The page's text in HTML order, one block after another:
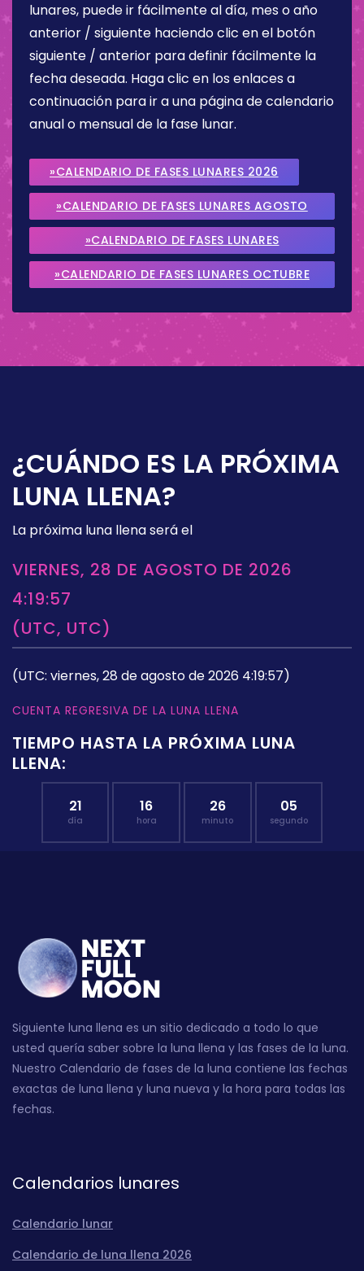
lunares, puede ir fácilmente al día, mes o año
anterior / siguiente haciendo clic en el botón
siguiente / anterior para definir fácilmente la
fecha deseada. Haga clic en los enlaces a
continuación para ir a una página de calendario
anual o mensual de la fase lunar.
»CALENDARIO DE FASES LUNARES 2026
»CALENDARIO DE FASES LUNARES AGOSTO
2026
»CALENDARIO DE FASES LUNARES
SEPTIEMBRE 2026
»CALENDARIO DE FASES LUNARES OCTUBRE
¿CUÁNDO ES LA PRÓXIMA
LUNA LLENA?
La próxima luna llena será el
VIERNES, 28 DE AGOSTO DE 2026
4:19:57
(UTC, UTC)
(UTC: viernes, 28 de agosto de 2026 4:19:57)
CUENTA REGRESIVA DE LA LUNA LLENA
TIEMPO HASTA LA PRÓXIMA LUNA
LLENA:
21
día
16
hora
26
minuto
04
segundo
Siguiente luna llena es un sitio dedicado a todo lo que
usted quería saber sobre la luna llena y las fases de la luna.
Nuestro Calendario de fases de la luna contiene las fechas
exactas de luna llena y luna nueva y la hora para todas las
fechas.
Calendarios lunares
Calendario lunar
Calendario de luna llena 2026